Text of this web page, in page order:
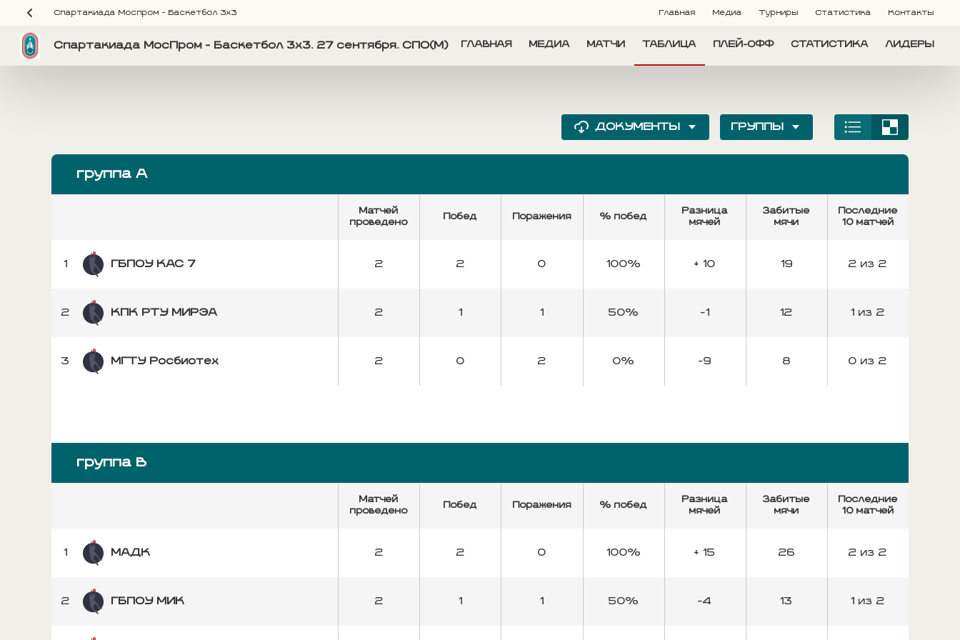
Спартакиада Моспром - Баскетбол 3х3 Главная Медиа Турниры Статистика Контакты
Спартакиада МосПром - Баскетбол 3х3. 27 сентября. СПО(М) ГЛАВНАЯ МЕДИА МАТЧИ ТАБЛИЦА ПЛЕЙ-ОФФ СТАТИСТИКА ЛИДЕРЫ
ДОКУМЕНТЫ ГРУППЫ
группа А
Матчей
проведено
Побед Поражения % побед
Разница
мячей
Забитые
мячи
Последние
10 матчей
1 ГБПОУ КАС 7 2 2 0 100% + 10 19 2 из 2
2 КПК РТУ МИРЭА 2 1 1 50% -1 12 1 из 2
3 МГТУ Росбиотех 2 0 2 0% -9 8 0 из 2
группа B
Матчей
проведено
Побед Поражения % побед
Разница
мячей
Забитые
мячи
Последние
10 матчей
1 МАДК 2 2 0 100% + 15 26 2 из 2
2 ГБПОУ МИК 2 1 1 50% -4 13 1 из 2